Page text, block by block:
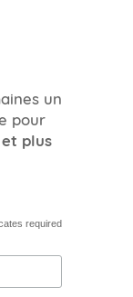
un
pour
plus
required